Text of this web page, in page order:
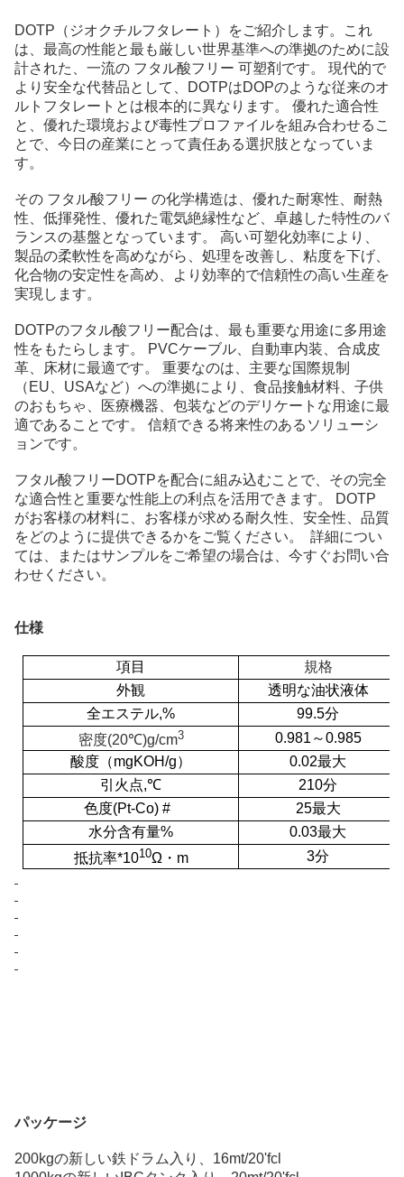
DOTP（ジオクチルフタレート）をご紹介します。これ
は、最高の性能と最も厳しい世界基準への準拠のために設
計された、一流の フタル酸フリー 可塑剤です。 現代的で
より安全な代替品として、DOTPはDOPのような従来のオ
ルトフタレートとは根本的に異なります。 優れた適合性
と、優れた環境および毒性プロファイルを組み合わせるこ
とで、今日の産業にとって責任ある選択肢となっていま
す。
その フタル酸フリー の化学構造は、優れた耐寒性、耐熱
性、低揮発性、優れた電気絶縁性など、卓越した特性のバ
ランスの基盤となっています。 高い可塑化効率により、
製品の柔軟性を高めながら、処理を改善し、粘度を下げ、
化合物の安定性を高め、より効率的で信頼性の高い生産を
実現します。
DOTPのフタル酸フリー配合は、最も重要な用途に多用途
性をもたらします。 PVCケーブル、自動車内装、合成皮
革、床材に最適です。 重要なのは、主要な国際規制
（EU、USAなど）への準拠により、食品接触材料、子供
のおもちゃ、医療機器、包装などのデリケートな用途に最
適であることです。 信頼できる将来性のあるソリューシ
ョンです。
フタル酸フリーDOTPを配合に組み込むことで、その完全
な適合性と重要な性能上の利点を活用できます。 DOTP
がお客様の材料に、お客様が求める耐久性、安全性、品質
をどのように提供できるかをご覧ください。 詳細につい
ては、またはサンプルをご希望の場合は、今すぐお問い合
わせください。
仕様
項目
規格
外観
透明な油状液体
全エステル,%
99.5分
密度(20℃)g/cm3 0.981 ～0.985
酸度（mgKOH/g）
0.02最大
引火点,℃
210分
色度(Pt-Co) #
25最大
水分含有量%
0.03最大
抵抗率*1010Ω・m 3分
パッケージ
200kgの新しい鉄ドラム入り、16mt/20'fcl